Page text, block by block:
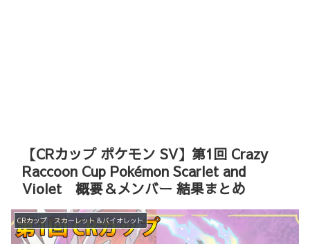
【CRカップ ポケモン SV】第1回 Crazy
Raccoon Cup Pokémon Scarlet and
Violet 概要＆メンバー 結果まとめ
CRカップ スカーレット＆バイオレット